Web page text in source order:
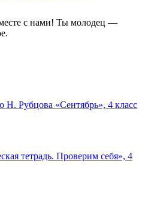
с нами! Ты молодец —
Н. Рубцова «Сентябрь», 4 класс
тетрадь. Проверим себя», 4